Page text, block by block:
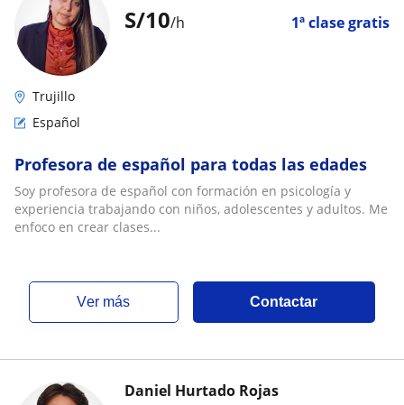
S/10/h 1ª clase gratis
Trujillo
Español
Profesora de español para todas las edades
Soy profesora de español con formación en psicología y
experiencia trabajando con niños, adolescentes y adultos. Me
enfoco en crear clases...
ver más Contactar
Daniel Hurtado Rojas